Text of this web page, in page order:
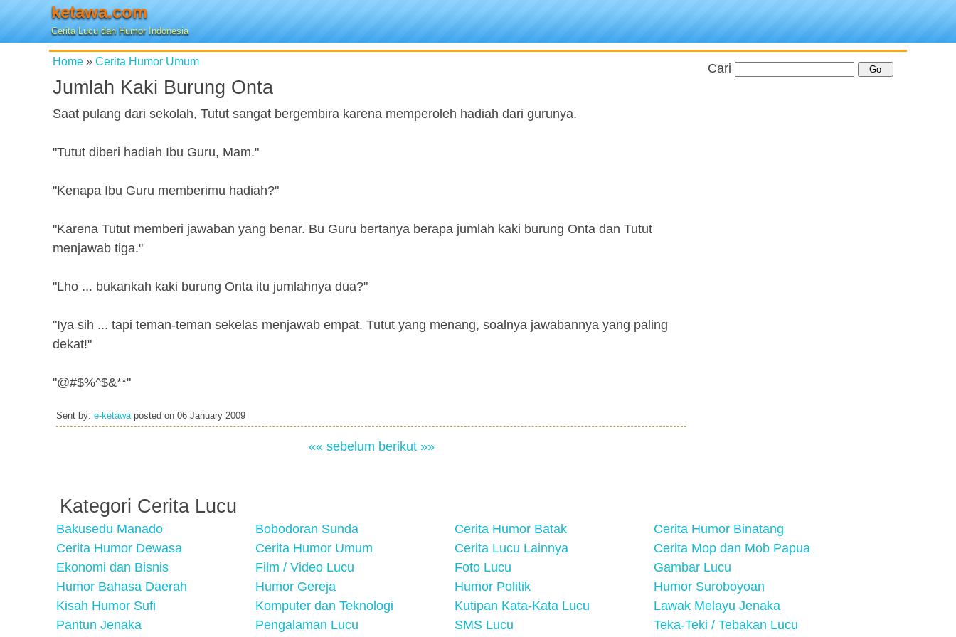
ketawa.com
Cerita Lucu dan Humor Indonesia
Home » Cerita Humor Umum
Jumlah Kaki Burung Onta
Saat pulang dari sekolah, Tutut sangat bergembira karena memperoleh hadiah dari gurunya.
"Tutut diberi hadiah Ibu Guru, Mam."
"Kenapa Ibu Guru memberimu hadiah?"
"Karena Tutut memberi jawaban yang benar. Bu Guru bertanya berapa jumlah kaki burung Onta dan Tutut
menjawab tiga."
"Lho ... bukankah kaki burung Onta itu jumlahnya dua?"
"Iya sih ... tapi teman-teman sekelas menjawab empat. Tutut yang menang, soalnya jawabannya yang paling
dekat!"
"@#$%^$&**"
Sent by: e-ketawaposted on 06 January 2009
«« sebelum berikut »»
Cari
Kategori Cerita Lucu
Bakusedu Manado Bobodoran Sunda Cerita Humor Batak
Cerita Humor Binatang
Cerita Humor Dewasa
Cerita Humor Umum Cerita Lucu Lainnya
Cerita Mop dan Mob Papua
Ekonomi dan Bisnis
Film / Video Lucu Foto Lucu
Gambar Lucu
Humor Bahasa Daerah
Humor Gereja Humor Politik
Humor Suroboyoan
Kisah Humor Sufi
Komputer dan Teknologi Kutipan Kata-Kata Lucu
Lawak Melayu Jenaka
Pantun Jenaka
Pengalaman Lucu SMS Lucu Teka-Teki / Tebakan Lucu